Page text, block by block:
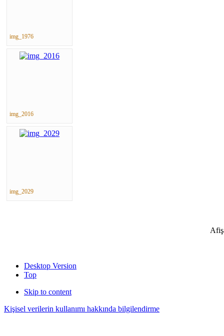
img_1976
img_2016
img_2029
Desktop Version
Top
Skip to content
Kişisel verilerin kullanımı hakkında bilgilendirme